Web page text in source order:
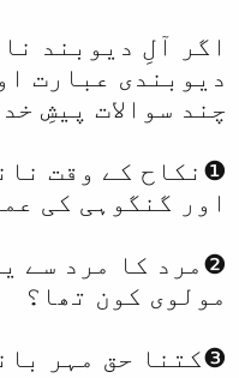
اگر آلِ دیوبند
دیوبندی عبارت
چند سوالات پیشِ
❶نکاح کے وقت
اور گنگوہی کی
❷مرد کا مرد سے
مولوی کون تھا؟
❸کتنا حق مہر